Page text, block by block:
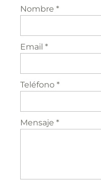
Nombre *
Email *
Teléfono *
Mensaje *